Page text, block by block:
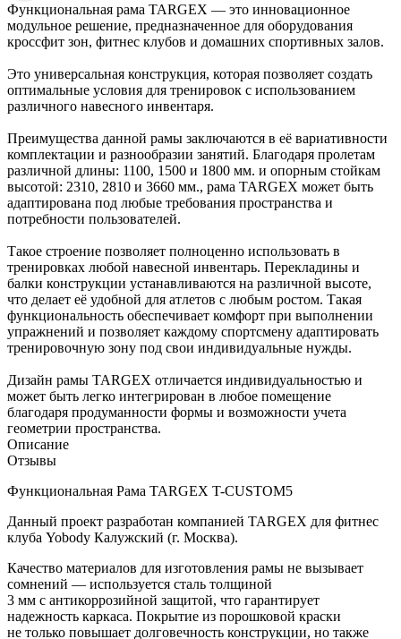
Функциональная рама TARGEX — это инновационное
модульное решение, предназначенное для оборудования
кроссфит зон, фитнес клубов и домашних спортивных залов.
Это универсальная конструкция, которая позволяет создать
оптимальные условия для тренировок с использованием
различного навесного инвентаря.
Преимущества данной рамы заключаются в её вариативности
комплектации и разнообразии занятий. Благодаря пролетам
различной длины: 1100, 1500 и 1800 мм. и опорным стойкам
высотой: 2310, 2810 и 3660 мм., рама TARGEX может быть
адаптирована под любые требования пространства и
потребности пользователей.
Такое строение позволяет полноценно использовать в
тренировках любой навесной инвентарь. Перекладины и
балки конструкции устанавливаются на различной высоте,
что делает её удобной для атлетов с любым ростом. Такая
функциональность обеспечивает комфорт при выполнении
упражнений и позволяет каждому спортсмену адаптировать
тренировочную зону под свои индивидуальные нужды.
Дизайн рамы TARGEX отличается индивидуальностью и
может быть легко интегрирован в любое помещение
благодаря продуманности формы и возможности учета
геометрии пространства.
Описание
Отзывы
Функциональная Рама TARGEX T-CUSTOM5
Данный проект разработан компанией TARGEX для фитнес
клуба Yobody Калужский (г. Москва).
Качество материалов для изготовления рамы не вызывает
сомнений — используется сталь толщиной
3 мм с антикоррозийной защитой, что гарантирует
надежность каркаса. Покрытие из порошковой краски
не только повышает долговечность конструкции, но также